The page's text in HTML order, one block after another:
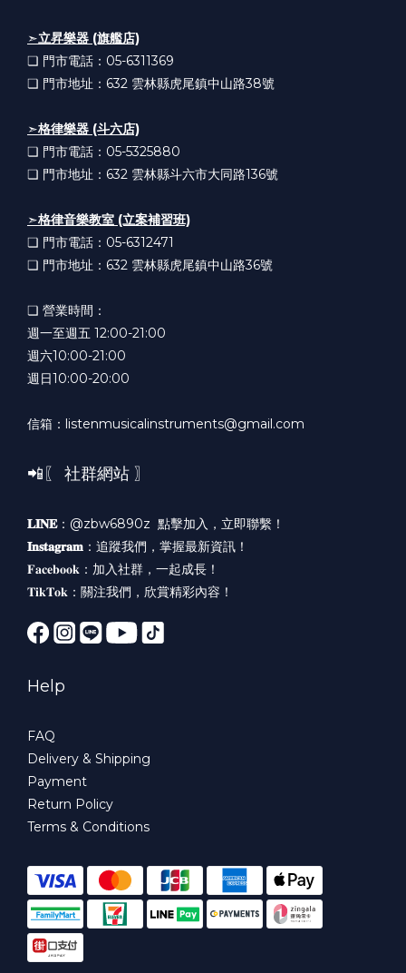
➣立昇樂器 (旗艦店)
❏ 門市電話：05-6311369
❏ 門市地址：632 雲林縣虎尾鎮中山路38號
➣格律樂器 (斗六店)
❏ 門市電話：05-5325880
❏ 門市地址：632 雲林縣斗六市大同路136號
➣格律音樂教室 (立案補習班)
❏ 門市電話：05-6312471
❏ 門市地址：632 雲林縣虎尾鎮中山路36號
❏ 營業時間：
週一至週五 12:00-21:00
週六10:00-21:00
週日10:00-20:00
信箱：listenmusicalinstruments@gmail.com
📲〖 社群網站 〗
𝐋𝐈𝐍𝐄：@zbw6890z 點擊加入，立即聯繫！
𝐈𝐧𝐬𝐭𝐚𝐠𝐫𝐚𝐦 ： 追蹤我們，掌握最新資訊！
𝐅𝐚𝐜𝐞𝐛𝐨𝐨𝐤： 加入社群，一起成長！
𝐓𝐢𝐤𝐓𝐨𝐤： 關注我們，欣賞精彩內容！
Help
FAQ
Delivery & Shipping
Payment
Return Policy
Terms & Conditions